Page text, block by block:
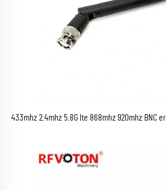
433mhz 2.4mhz 5.8G lte 868mhz 920mhz BNC